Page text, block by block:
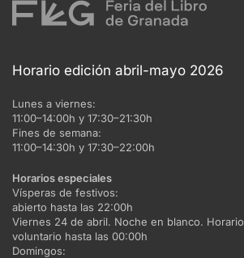
Horario edición abril-mayo 2026
Lunes a viernes:
11:00–14:00h y 17:30–21:30h
Fines de semana:
11:00–14:30h y 17:30–22:00h
Horarios especiales
Vísperas de festivos:
abierto hasta las 22:00h
Viernes 24 de abril. Noche en blanco. Horario
voluntario hasta las 00:00h
Domingos: